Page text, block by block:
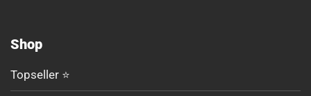
Shop
Topseller ⭐